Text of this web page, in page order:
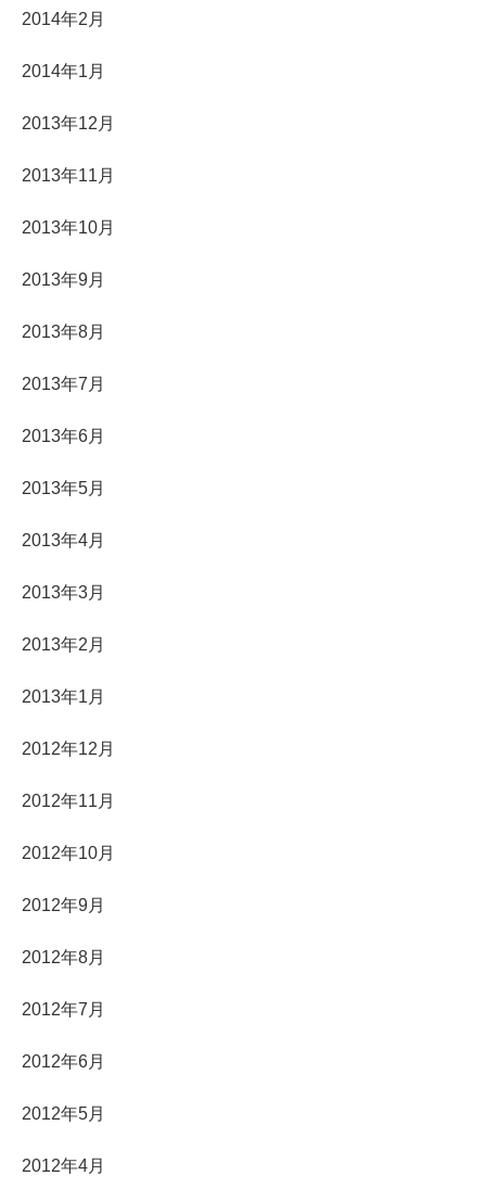
2014年2月
2014年1月
2013年12月
2013年11月
2013年10月
2013年9月
2013年8月
2013年7月
2013年6月
2013年5月
2013年4月
2013年3月
2013年2月
2013年1月
2012年12月
2012年11月
2012年10月
2012年9月
2012年8月
2012年7月
2012年6月
2012年5月
2012年4月